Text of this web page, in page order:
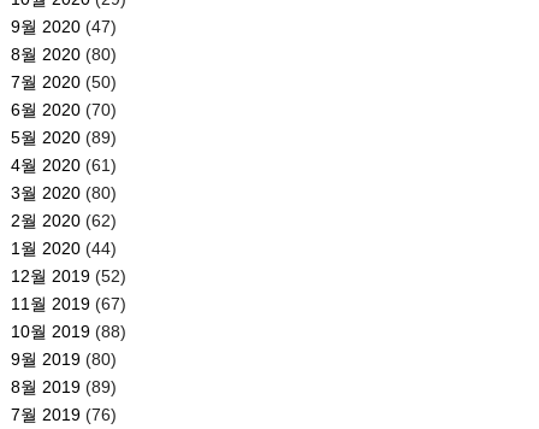
9월 2020(47)
8월 2020(80)
7월 2020(50)
6월 2020(70)
5월 2020(89)
4월 2020(61)
3월 2020(80)
2월 2020(62)
1월 2020(44)
12월 2019(52)
11월 2019(67)
10월 2019(88)
9월 2019(80)
8월 2019(89)
7월 2019(76)